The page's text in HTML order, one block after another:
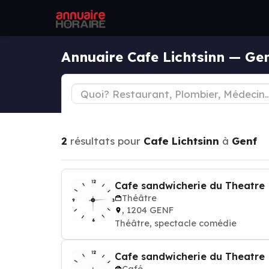
Annuaire Cafe Lichtsinn —
2 résultats pour Cafe Lichtsinn à Genf
Cafe sandwicherie du Theatre
Théâtre
, 1204 GENF
Théâtre, spectacle comédie
Cafe sandwicherie du Theatre